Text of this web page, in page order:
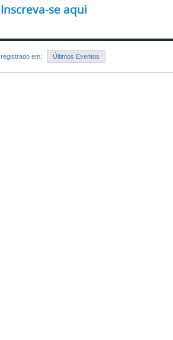
Inscreva-se aqui
registrado em: Últimos Eventos